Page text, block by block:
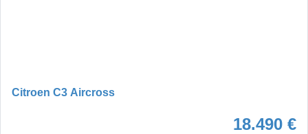
Citroen C3 Aircross
18.490 €